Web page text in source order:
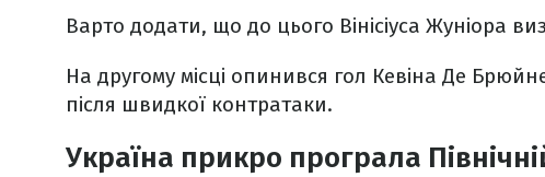
Варто додати, що до цього Вінісіуса Жуніора
На другому місці опинився гол Кевіна Де
після швидкої контратаки.
Україна прикро програла